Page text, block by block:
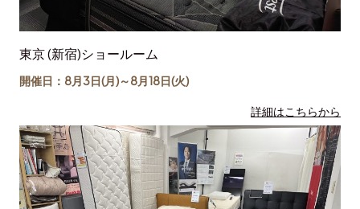
東京 (新宿)ショールーム
開催日：8月3日(月)～8月18日(火)
詳細はこちらから